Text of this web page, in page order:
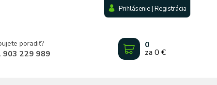
Prihlásenie | Registrácia
poradiť?
903 229 989
0
za 0 €